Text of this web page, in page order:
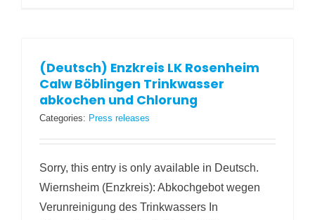
(Deutsch) Enzkreis LK Rosenheim
Calw Böblingen Trinkwasser
abkochen und Chlorung
Categories: Press releases
Sorry, this entry is only available in Deutsch.
Wiernsheim (Enzkreis): Abkochgebot wegen
Verunreinigung des Trinkwassers In